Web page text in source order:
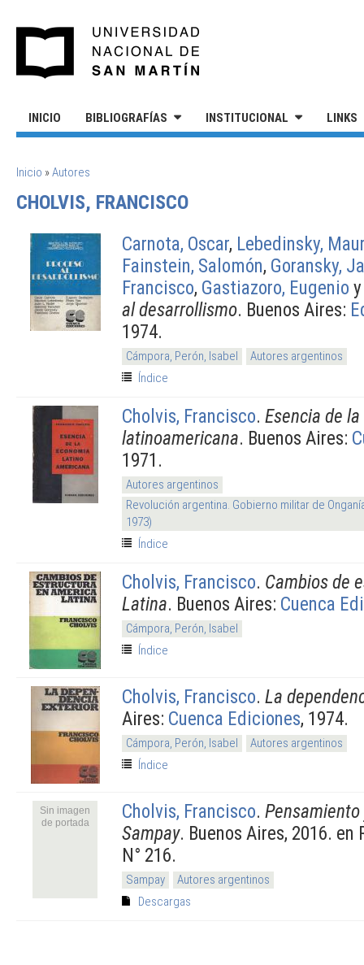
INICIO BIBLIOGRAFÍAS INSTITUCIONAL LINKS
SE ENCUENTRA USTED AQUÍ
Inicio »Autores
CHOLVIS, FRANCISCO
Carnota, Oscar, Lebedinsky,
Fainstein, Salomón, Goransky,
Francisco, Gastiazoro, Eugenio
al desarrollismo. Buenos Aires:
1974.
Cámpora, Perón, Isabel
Autores argentinos
Índice
Cholvis, Francisco. Esencia de
latinoamericana. Buenos Aires:
1971.
Autores argentinos
Revolución argentina. Gobierno militar de
1973)
Índice
Cholvis, Francisco. Cambios de
Latina. Buenos Aires: Cuenca
Cámpora, Perón, Isabel
Índice
Cholvis, Francisco. La
Aires: Cuenca Ediciones, 1974.
Cámpora, Perón, Isabel
Autores argentinos
Índice
Sin imagen
de portada
Cholvis, Francisco.
Sampay. Buenos Aires, 2016.
N° 216.
Sampay
Autores argentinos
Descargas